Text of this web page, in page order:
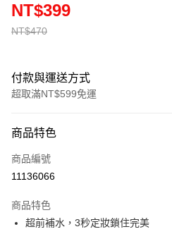
NT$470
NT$399
付款與運送方式
超取滿NT$599免運
信用卡一次付款
超商取貨付款
Apple Pay
商品特色
商品編號
11136066
商品特色
超前補水，3秒定妝鎖住完美